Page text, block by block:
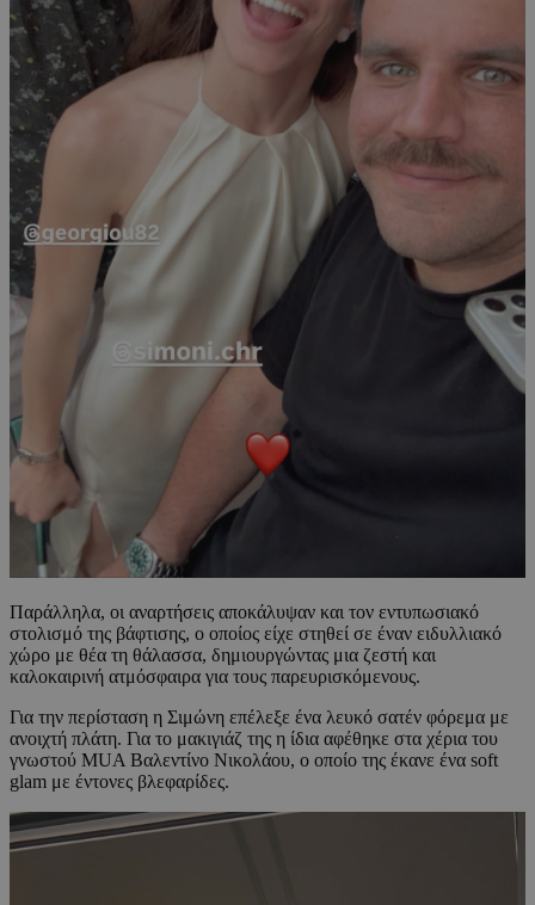
Παράλληλα, οι αναρτήσεις αποκάλυψαν και τον εντυπωσιακό
στολισμό της βάφτισης, ο οποίος είχε στηθεί σε έναν ειδυλλιακό
χώρο με θέα τη θάλασσα, δημιουργώντας μια ζεστή και
καλοκαιρινή ατμόσφαιρα για τους παρευρισκόμενους.
Για την περίσταση η Σιμώνη επέλεξε ένα λευκό σατέν φόρεμα με
ανοιχτή πλάτη. Για το μακιγιάζ της η ίδια αφέθηκε στα χέρια του
γνωστού MUA Βαλεντίνο Νικολάου, ο οποίο της έκανε ένα soft
glam με έντονες βλεφαρίδες.